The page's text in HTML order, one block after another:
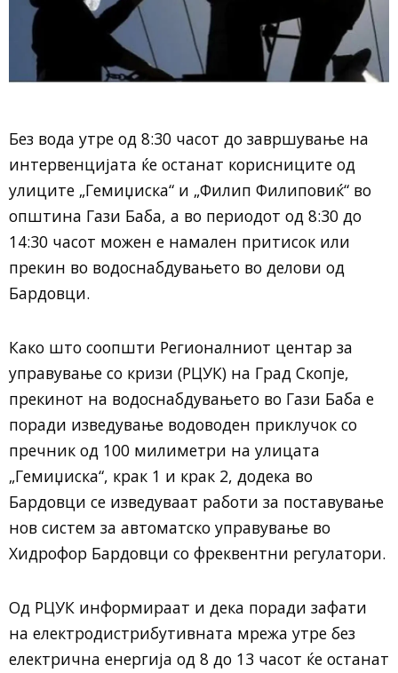
Без вода утре од 8:30 часот до завршување на
интервенцијата ќе останат корисниците од
улиците „Гемиџиска“ и „Филип Филиповиќ“ во
општина Гази Баба, а во периодот од 8:30 до
14:30 часот можен е намален притисок или
прекин во водоснабдувањето во делови од
Бардовци.
Како што соопшти Регионалниот центар за
управување со кризи (РЦУК) на Град Скопје,
прекинот на водоснабдувањето во Гази Баба е
поради изведување водоводен приклучок со
пречник од 100 милиметри на улицата
„Гемиџиска“, крак 1 и крак 2, додека во
Бардовци се изведуваат работи за поставување
нов систем за автоматско управување во
Хидрофор Бардовци со фреквентни регулатори.
Од РЦУК информираат и дека поради зафати
на електродистрибутивната мрежа утре без
електрична енергија од 8 до 13 часот ќе останат